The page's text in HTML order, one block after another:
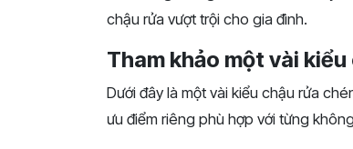
chậu rửa vượt trội cho gia đình.
Tham khảo một vài
Dưới đây là một vài kiểu chậu rửa
ưu điểm riêng phù hợp với từng